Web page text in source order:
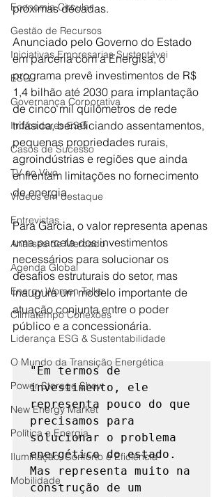
Economia Circular
Gestão de Recursos
Iniciativas Empresarias Sustentávei
ESG
Governança Corporativa
Indicadores ESG
Casos de Sucesso
TV ao Vivo
Vídeos em destaque
Entrevistas
Análises de Mercado
Agenda Global
Energy Women Talks
Climatempo Conexões
Liderança ESG & Sustentabilidade
O Mundo da Transição Energética
Power Storage Show
New Energy Market
Política e Energia
Iluminação, Conforto e Eficiência
Mobilidade
próximas décadas.
Anunciado pelo Governo do Estado
em parceria com a Energisa, o
programa prevê investimentos de R$
1,4 bilhão até 2030 para implantação
de cinco mil quilômetros de rede
trifásica, beneficiando assentamentos,
pequenas propriedades rurais,
agroindústrias e regiões que ainda
enfrentam limitações no fornecimento
de energia.
Para Garcia, o valor representa apenas
uma parcela dos investimentos
necessários para solucionar os
desafios estruturais do setor, mas
inaugura um modelo importante de
atuação conjunta entre o poder
público e a concessionária.
"Em termos de
investimento, ele
representa pouco do que
precisamos para
solucionar o problema
energético do estado.
Mas representa muito na
construção de um